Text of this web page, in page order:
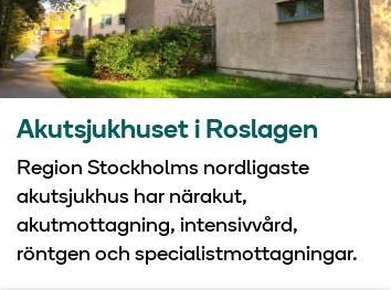
Akutsjukhuset i Roslagen
Region Stockholms nordligaste
akutsjukhus har närakut,
akutmottagning, intensivvård,
röntgen och specialistmottagningar.